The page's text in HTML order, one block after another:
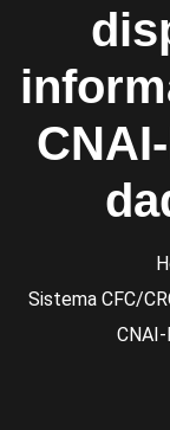
Sistema CFC/